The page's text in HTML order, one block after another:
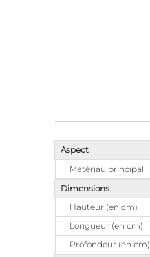
Aspect
Matériau principal
Dimensions
Hauteur (en cm)
Longueur (en cm)
Profondeur (en cm)